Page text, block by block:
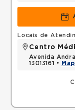
Locais de
Centro
Avenida
13013161 •